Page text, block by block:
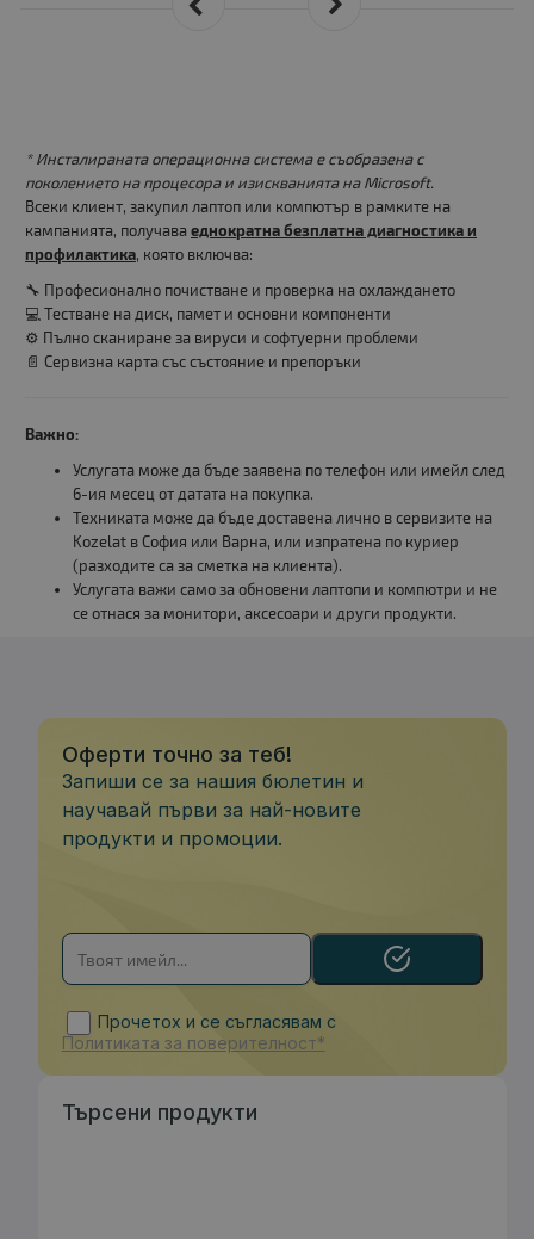
* Инсталираната операционна система е съобразена с
поколението на процесора и изискванията на Microsoft.
Всеки клиент, закупил лаптоп или компютър в рамките на
кампанията, получава еднократна безплатна диагностика и
профилактика, която включва:
🔧 Професионално почистване и проверка на охлаждането
💻 Тестване на диск, памет и основни компоненти
⚙️ Пълно сканиране за вируси и софтуерни проблеми
📄 Сервизна карта със състояние и препоръки
Важно:
Услугата може да бъде заявена по телефон или имейл след
6-ия месец от датата на покупка.
Техниката може да бъде доставена лично в сервизите на
Kozelat в София или Варна, или изпратена по куриер
(разходите са за сметка на клиента).
Услугата важи само за обновени лаптопи и компютри и не
се отнася за монитори, аксесоари и други продукти.
Оферти точно за теб!
Запиши се за нашия бюлетин и
научавай първи за най-новите
продукти и промоции.
Прочетох и се съгласявам с
Политиката за поверителност*
Търсени продукти